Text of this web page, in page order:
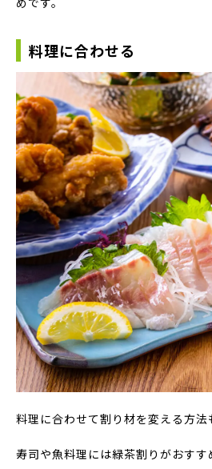
料理に合わせる
料理に合わせて割り材を変える方法
寿司や魚料理には緑茶割りがおすす